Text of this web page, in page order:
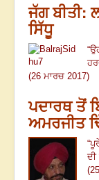
ਜੱਗ ਬੀਤੀ:
ਸਿੱਧੂ
(26 ਮਾਰਚ 2017)
ਪਦਾਰਥ ਤੋਂ
ਅਮਰਜੀਤ
ਦੀ